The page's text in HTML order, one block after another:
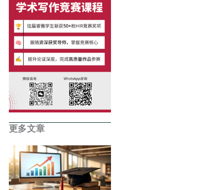
更多文章